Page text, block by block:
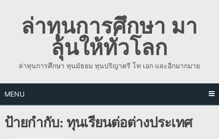
contentล่าทุนการศึกษา มา
ลุ้นให้ทั่วโลก
ล่าทุนการศึกษา ทุนมัธยม ทุนปริญาตรี โท เอก และอีกมากมาย
MENU
ป้ายกำกับ:ทุนเรียนต่อต่างประเทศ